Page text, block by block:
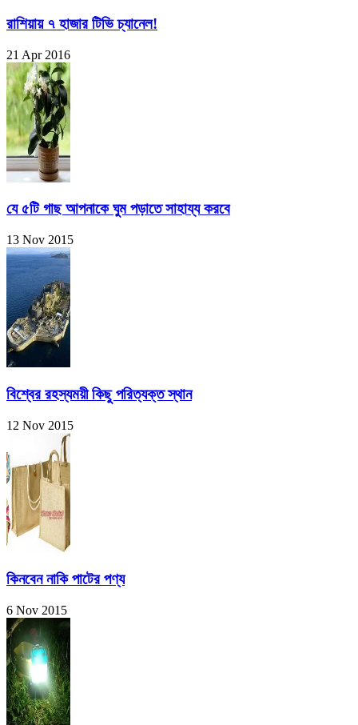
রাশিয়ায় ৭ হাজার টিভি চ্যানেল!
21 Apr 2016
যে ৫টি গাছ আপনাকে ঘুম পড়াতে সাহায্য করবে
13 Nov 2015
বিশ্বের রহস্যময়ী কিছু পরিত্যক্ত স্থান
12 Nov 2015
কিনবেন নাকি পাটের পণ্য
6 Nov 2015